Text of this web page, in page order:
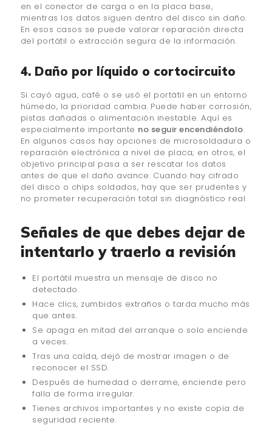
en el conector de carga o en la placa base,
mientras los datos siguen dentro del disco sin daño.
En esos casos se puede valorar reparación directa
del portátil o extracción segura de la información.
4. Daño por líquido o cortocircuito
Si cayó agua, café o se usó el portátil en un entorno
húmedo, la prioridad cambia. Puede haber corrosión,
pistas dañadas o alimentación inestable. Aquí es
especialmente importante no seguir encendiéndolo.
En algunos casos hay opciones de microsoldadura o
reparación electrónica a nivel de placa; en otros, el
objetivo principal pasa a ser rescatar los datos
antes de que el daño avance. Cuando hay cifrado
del disco o chips soldados, hay que ser prudentes y
no prometer recuperación total sin diagnóstico real.
Señales de que debes dejar de
intentarlo y traerlo a revisión
El portátil muestra un mensaje de disco no
detectado.
Hace clics, zumbidos extraños o tarda mucho más
que antes.
Se apaga en mitad del arranque o solo enciende
a veces.
Tras una caída, dejó de mostrar imagen o de
reconocer el SSD.
Después de humedad o derrame, enciende pero
falla de forma irregular.
Tienes archivos importantes y no existe copia de
seguridad reciente.